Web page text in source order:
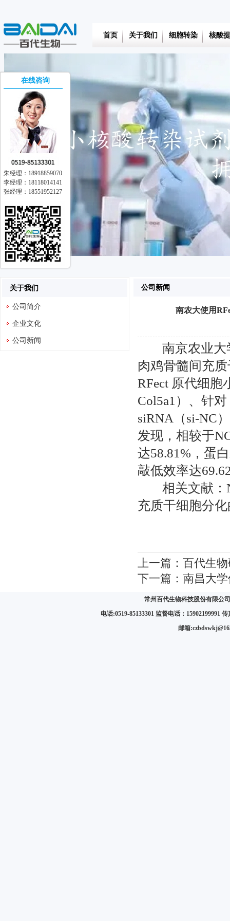
首页 关于我们 细胞转染 核酸
公司新闻
南农大使用
南京农业大
肉鸡骨髓间充
RFect 原代细胞
Col5a1）、针对
siRNA（si-NC
发现，相较于
达58.81% ，蛋
敲低效率达
相关文献：
充质干细胞分
上一篇： 百代生
下一篇： 南昌大
关于我们
公司简介
企业文化
公司新闻
常州百代生物科技股份有限公
电话:0519-85133301 监督电话：15902199991
邮箱
在线咨询
朱经理：18918859070
李经理：18118014141
张经理：18551952127
在线交流
离线留言